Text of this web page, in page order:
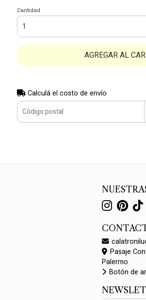
Cantidad
AGREGAR AL
Calculá el costo de envío
Pasaje
Palermo
Botón de